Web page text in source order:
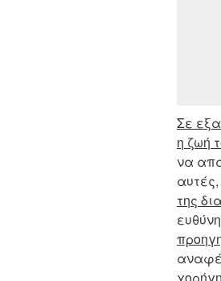
Σε
η ζωή
να
της